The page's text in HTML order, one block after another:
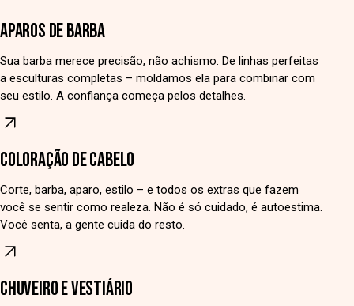
APAROS DE BARBA
Sua barba merece precisão, não achismo. De linhas perfeitas
a esculturas completas – moldamos ela para combinar com
seu estilo. A confiança começa pelos detalhes.
COLORAÇÃO DE CABELO
Corte, barba, aparo, estilo – e todos os extras que fazem
você se sentir como realeza. Não é só cuidado, é autoestima.
Você senta, a gente cuida do resto.
CHUVEIRO E VESTIÁRIO